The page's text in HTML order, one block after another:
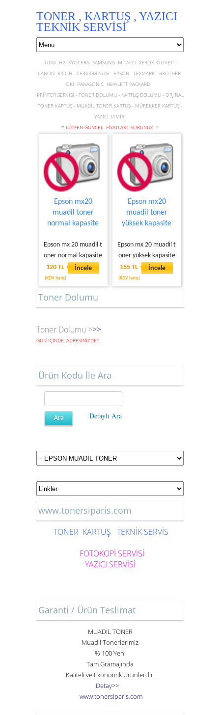
TONER , KARTUŞ , YAZICI
TEKNİK SERVİSİ
UTAX HP KYOCERA SAMSUNG MİTACO XEROX OLİVETTİ
CANON RİCOH 05363382628 EPSON LEXMARK BROTHER
OKİ PANASONİC HEWLETT PACKARD
PRİNTER SERVİSİ - TONER DOLUMU - KARTUŞ DOLUMU - ORJİNAL
TONER KARTUŞ - MUADİL TONER KARTUŞ - MÜREKKEP KARTUŞ -
YAZICI TAMİRİ
* LÜTFEN GÜNCEL FİYATLARI SORUNUZ !!!
Epson mx20
muadil toner
normal kapasite
Epson mx 20 muadil t
oner normal kapasite
120 TL
(KDV hariç)
İncele
Epson mx20
muadil toner
yüksek kapasite
Epson mx 20 muadil t
oner yüksek kapasite
155 TL
(KDV hariç)
İncele
Toner Dolumu
Toner Dolumu >>>
GÜN İÇİNDE, ADRESİNİZDE*.
Ürün Kodu İle Ara
Detaylı Ara
www.tonersiparis.com
TONER KARTUŞ TEKNİK SERVİS
FOTOKOPİ SERVİSİ
YAZICI SERVİSİ
Garanti / Ürün Teslimat
MUADİL TONER
Muadil Tonerlerimiz
% 100 Yeni
Tam Gramajında
Kaliteli ve Ekonomik Ürünlerdir.
Detay>>
www.tonersiparis.com